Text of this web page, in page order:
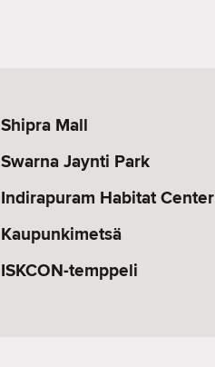
Shipra Mall
Swarna Jaynti Park
Indirapuram Habitat Center
Kaupunkimetsä
ISKCON-temppeli